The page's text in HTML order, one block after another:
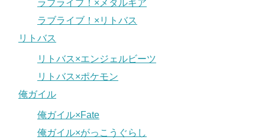
ラブライブ！×メタルギア
ラブライブ！×リトバス
リトバス
リトバス×エンジェルビーツ
リトバス×ポケモン
俺ガイル
俺ガイル×Fate
俺ガイル×がっこうぐらし